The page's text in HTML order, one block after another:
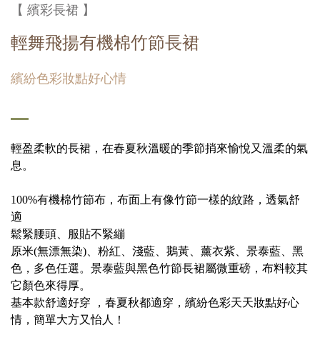
【 繽彩長裙 】
輕舞飛揚有機棉竹節長裙
繽紛色彩妝點好心情
輕盈柔軟的長裙，在春夏秋溫暖的季節捎來愉悅又溫柔的氣
息。
100%有機棉竹節布，布面上有像竹節一樣的紋路，透氣舒
適
鬆緊腰頭、服貼不緊繃
原米(無漂無染)、粉紅、淺藍、鵝黃、薰衣紫、景泰藍、黑
色，多色任選。景泰藍與黑色竹節長裙屬微重磅，布料較其
它顏色來得厚。
基本款舒適好穿 ，春夏秋都適穿，繽紛色彩天天妝點好心
情，簡單大方又怡人！